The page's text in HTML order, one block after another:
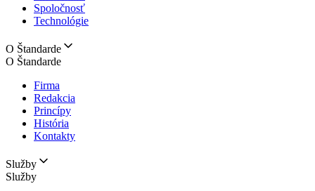
Spoločnosť
Technológie
O Štandarde
O Štandarde
Firma
Redakcia
Princípy
História
Kontakty
Služby
Služby